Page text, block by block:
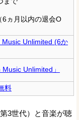
6ヵ月以内の退会O
Unlimited (6か
Unlimited」
料
3世代）と音楽が聴